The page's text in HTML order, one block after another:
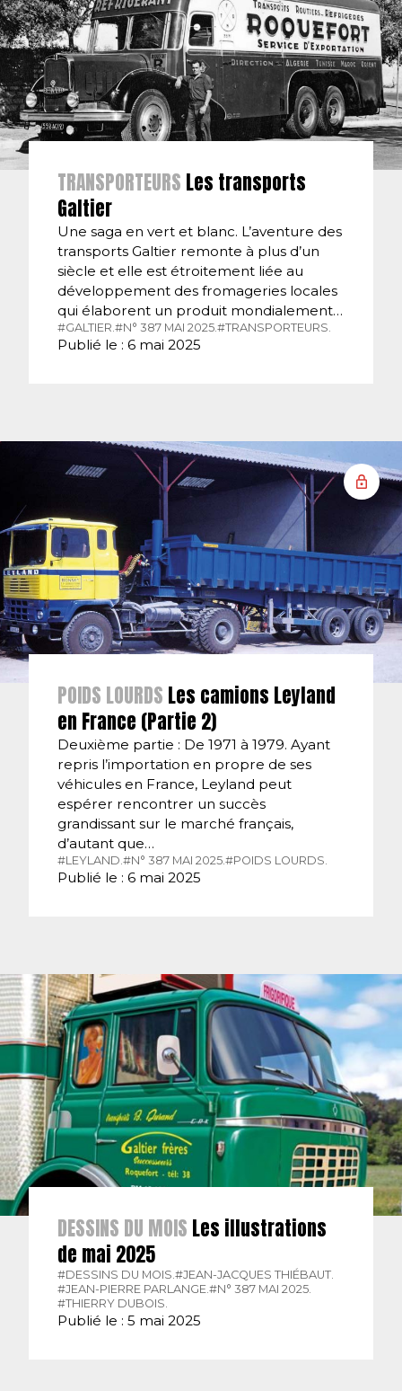
TRANSPORTEURS Les transports
Galtier
Une saga en vert et blanc. L’aventure des
transports Galtier remonte à plus d’un
siècle et elle est étroitement liée au
développement des fromageries locales
qui élaborent un produit mondialement…
#GALTIER.#N° 387 MAI 2025.#TRANSPORTEURS.
Publié le : 6 mai 2025
POIDS LOURDS Les camions Leyland
en France (Partie 2)
Deuxième partie : De 1971 à 1979. Ayant
repris l’importation en propre de ses
véhicules en France, Leyland peut
espérer rencontrer un succès
grandissant sur le marché français,
d’autant que…
#LEYLAND. #N° 387 MAI 2025. #POIDS LOURDS.
Publié le : 6 mai 2025
DESSINS DU MOIS Les illustrations
de mai 2025
#DESSINS DU MOIS. #JEAN-JACQUES THIÉBAUT.
#JEAN-PIERRE PARLANGE. #N° 387 MAI 2025.
#THIERRY DUBOIS.
Publié le : 5 mai 2025